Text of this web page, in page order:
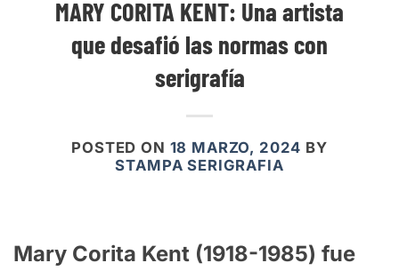
MARY CORITA KENT: Una artista
que desafió las normas con
serigrafía
POSTED ON 18 MARZO, 2024 BY
STAMPA SERIGRAFIA
Mary Corita Kent (1918-1985) fue